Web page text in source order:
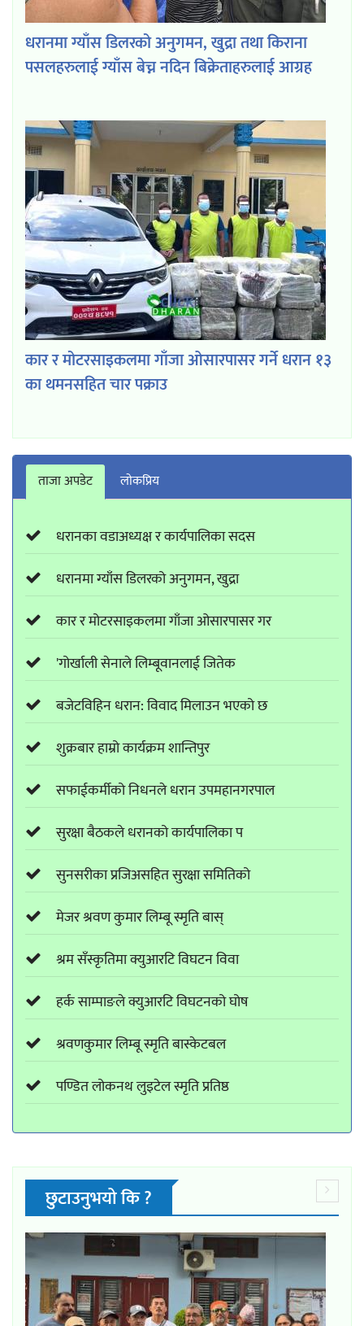
धरानमा ग्याँस डिलरको अनुगमन, खुद्रा तथा किराना
पसलहरुलाई ग्याँस बेच्न नदिन बिक्रेताहरुलाई आग्रह
कार र मोटरसाइकलमा गाँजा ओसारपासर गर्ने धरान १३
का थमनसहित चार पक्राउ
ताजा अपडेट लाेकप्रिय
धरानका वडाअध्यक्ष र कार्यपालिका सदस
धरानमा ग्याँस डिलरको अनुगमन, खुद्रा
कार र मोटरसाइकलमा गाँजा ओसारपासर गर
'गोर्खाली सेनाले लिम्बूवानलाई जितेक
बजेटविहिन धरान: विवाद मिलाउन भएको छ
शुक्रबार हाम्रो कार्यक्रम शान्तिपुर
सफाईकर्मीको निधनले धरान उपमहानगरपाल
सुरक्षा बैठकले धरानको कार्यपालिका प
सुनसरीका प्रजिअसहित सुरक्षा समितिको
मेजर श्रवण कुमार लिम्बू स्मृति बास्
श्रम सँस्कृतिमा क्युआरटि विघटन विवा
हर्क साम्पाङले क्युआरटि विघटनको घोष
श्रवणकुमार लिम्बू स्मृति बास्केटबल
पण्डित लोकनथ लुइटेल स्मृति प्रतिष्ठ
छुटाउनुभयो कि ?